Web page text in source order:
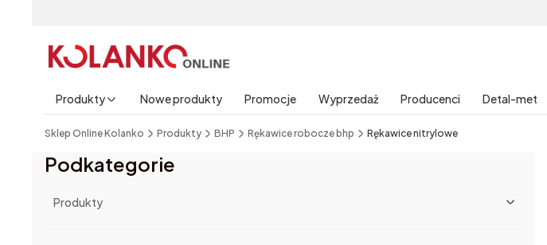
Produkty Nowe produkty Promocje Wyprzedaż Producenci Detal-met
Sklep Online Kolanko Produkty BHP Rękawice robocze bhp Rękawice nitrylowe
Podkategorie
Produkty